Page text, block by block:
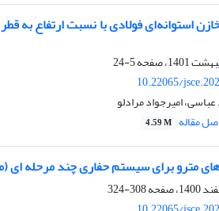
استوانه‌ای فولادی با نسبت ارتفاع به
5-24
10.22065/
امیرجواد مرادلو
مقاله 4.59 M
های مترو برای سیستم حفاری چند مرحله ای
308-324